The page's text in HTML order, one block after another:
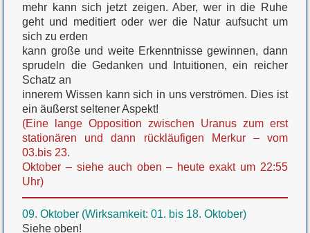
mehr kann sich jetzt zeigen. Aber, wer in die Ruhe
geht und meditiert oder wer die Natur aufsucht um
sich zu erden
kann große und weite Erkenntnisse gewinnen, dann
sprudeln die Gedanken und Intuitionen, ein reicher
Schatz an
innerem Wissen kann sich in uns verströmen. Dies ist
ein äußerst seltener Aspekt!
(Eine lange Opposition zwischen Uranus zum erst
stationären und dann rückläufigen Merkur – vom
03.bis 23.
Oktober – siehe auch oben – heute exakt um 22:55
Uhr)
09. Oktober (Wirksamkeit: 01. bis 18. Oktober)
Siehe oben!